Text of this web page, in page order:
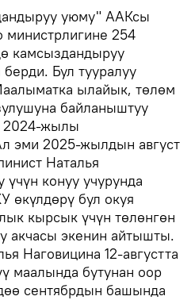
уюму" ААКсы
254
камсыздандыруу
Бул тууралуу
ылайык, төлөм
байланыштуу
2024-жылы
эми 2025-жылдын август
Наталья
үчүн конуу учурунда
өкүлдөрү бул окуя
кырсык үчүн төлөнгөн
акчасы экенин айтышты.
Наговицина 12-августта
маалында бутунан оор
сентябрдын башында